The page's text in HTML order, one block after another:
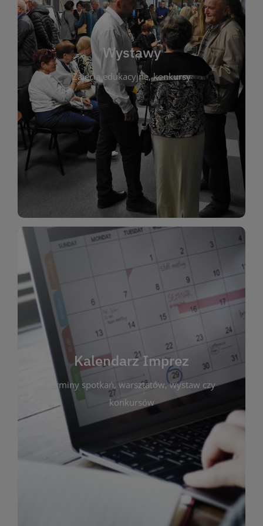
Wystawy
Zajęcia edukacyjne, konkursy
Wystawy
Biblioteka organizuje prezentujące zarówno
sztukę lokalnych twórców, jak i zbiory tematyczne.
W tej sekcji znajdziesz informacje o aktualnych
ekspozycjach oraz archiwum wystaw z
poprzednich lat. Prezentowane prace obejmują
malarstwo, fotografię, rękodzieło i inne formy
artystyczne. Każda wystawa to wyjątkowa okazja
do kontaktu z kulturą i sztuką w przestrzeni
biblioteki. Serdecznie zapraszamy wszystkich
Kalendarz Imprez
terminy spotkań, warsztatów, wystaw czy
konkursów
Kalendarz Imprez
Zakładka ta gromadzi wszystkie planowane
wydarzenia kulturalne i edukacyjne organizowane
przez bibliotekę. Możesz tu sprawdzić terminy
spotkań, warsztatów, wystaw czy konkursów.
Dzięki przejrzystemu kalendarzowi łatwo
zaplanujesz udział w interesujących Cię
wydarzeniach. Aktualizujemy harmonogram na
bieżąco, by zawsze był zgodny z planem pracy
biblioteki. Zapraszamy do śledzenia i uczestnictwa
w życiu kulturalnym miasta!
WIĘCEJ